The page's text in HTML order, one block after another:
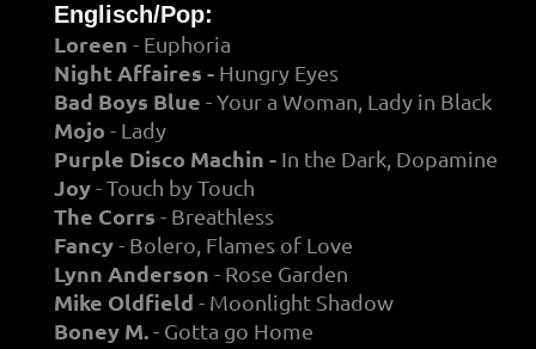
Englisch/Pop:
Loreen - Euphoria
Night Affaires - Hungry Eyes
Bad Boys Blue - Your a Woman, Lady in Black
Mojo - Lady
Purple Disco Machin - In the Dark, Dopamine
Joy- Touch by Touch
The Corrs - Breathless
Fancy- Bolero, Flames of Love
Lynn Anderson - Rose Garden
Mike Oldfield - Moonlight Shadow
Boney M.- Gotta go Home